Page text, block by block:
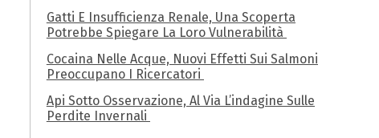
Gatti E Insufficienza Renale, Una Scoperta
Potrebbe Spiegare La Loro Vulnerabilità
Cocaina Nelle Acque, Nuovi Effetti Sui Salmoni
Preoccupano I Ricercatori
Api Sotto Osservazione, Al Via L’indagine Sulle
Perdite Invernali